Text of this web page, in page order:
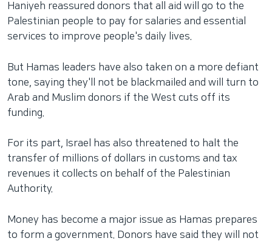
Haniyeh reassured donors that all aid will go to the
Palestinian people to pay for salaries and essential
services to improve people's daily lives.
But Hamas leaders have also taken on a more defiant
tone, saying they'll not be blackmailed and will turn to
Arab and Muslim donors if the West cuts off its
funding.
For its part, Israel has also threatened to halt the
transfer of millions of dollars in customs and tax
revenues it collects on behalf of the Palestinian
Authority.
Money has become a major issue as Hamas prepares
to form a government. Donors have said they will not